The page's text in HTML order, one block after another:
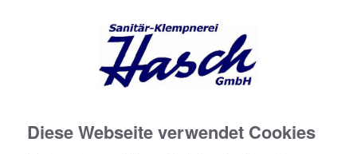
Diese Webseite verwendet Cookies